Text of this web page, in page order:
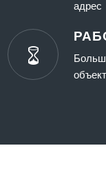
адрес